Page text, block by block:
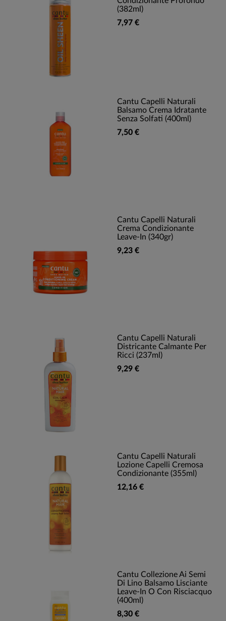
(382ml)
7,97 €
Cantu Capelli Naturali
Balsamo Crema Idratante
Senza Solfati (400ml)
7,50 €
Cantu Capelli Naturali
Crema Condizionante
Leave-In (340gr)
9,23 €
Cantu Capelli Naturali
Districante Calmante Per
Ricci (237ml)
9,29 €
Cantu Capelli Naturali
Lozione Capelli Cremosa
Condizionante (355ml)
12,16 €
Cantu Collezione Ai Semi
Di Lino Balsamo Lisciante
Leave-In O Con Risciacquo
(400ml)
8,30 €